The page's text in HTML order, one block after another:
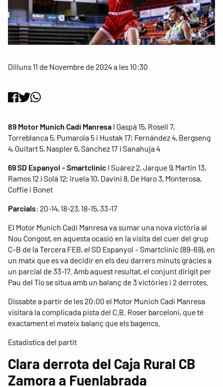
Dilluns 11 de Novembre de 2024 a les 10:30
89 Motor Munich Cadí Manresa I Gaspà 15, Rosell 7,
Torreblanca 5, Pumarola 5 i Hustak 17; Fernández 4, Bergseng
4, Guitart 5, Naspler 6, Sánchez 17 i Sanahuja 4
69 SD Espanyol - Smartclínic I Suárez 2, Jarque 9, Martín 13,
Ramos 12 i Solà 12; Iruela 10, Davini 8, De Haro 3, Monterosa,
Coffie i Bonet
Parcials: 20-14, 18-23, 18-15, 33-17
El Motor Munich Cadí Manresa va sumar una nova victòria al
Nou Congost, en aquesta ocasió en la visita del cuer del grup
C-B de la Tercera FEB, el SD Espanyol - Smartclínic (89-69), en
un matx que es va decidir en els deu darrers minuts gràcies a
un parcial de 33-17. Amb aquest resultat, el conjunt dirigit per
Pau del Tio se situa amb un balanç de 3 victòries i 2 derrotes.
Dissabte a partir de les 20:00 el Motor Munich Cadí Manresa
visitarà la complicada pista del C.B. Roser barceloní, que té
exactament el mateix balanç que els bagencs.
Estadística del partit
Clara derrota del Caja Rural CB
Zamora a Fuenlabrada